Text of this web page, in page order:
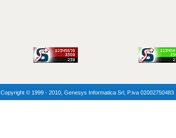
Copyright © 1999 - 2010, Genesys Informatica Srl, P.iva 02002750483